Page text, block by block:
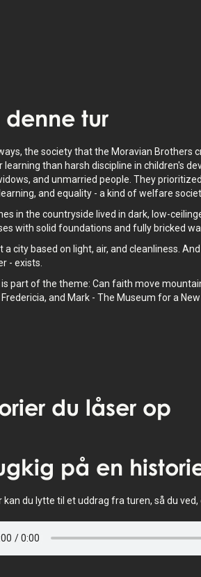
denne tur
the society that the Moravian
learning than harsh discipline in children's
and unmarried people. They
and equality - a kind of welfare
in the countryside lived in dark, low-
with solid foundations and fully bricked
a city based on light, air, and cleanliness.
- exists.
part of the theme: Can faith move
and Mark - The Museum for a
du låser op
på en
kan du lytte til et uddrag fra turen, så du